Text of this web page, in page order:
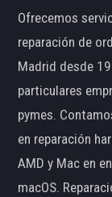
Ofrecemos
reparación de
Madrid desde
particulares
pymes.
en reparación
AMD y Mac en
macOS.